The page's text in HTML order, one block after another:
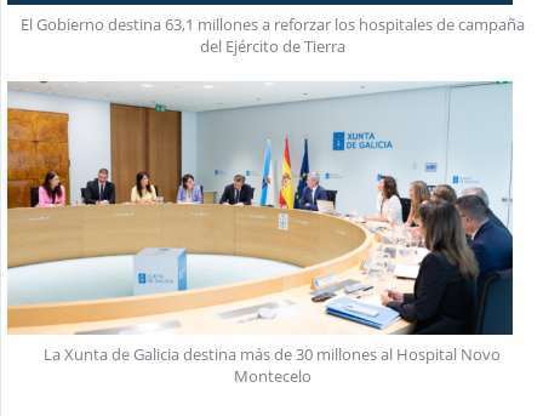
El Gobierno destina 63,1 millones a reforzar los hospitales de campaña
del Ejército de Tierra
La Xunta de Galicia destina más de 30 millones al Hospital Novo
Montecelo